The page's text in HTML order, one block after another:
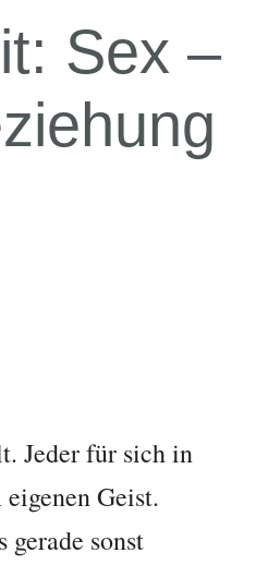
Sex –
Jeder für sich in
Geist.
sonst